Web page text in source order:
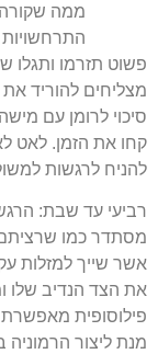
ממה שקורה
פשוט תזרמו ותגלו
מצליחים להוריד
סיכוי לרומן עם
קחו את הזמן. לאט
להניח לרגשות
רביעי עד שבת:
מסתדר כמו
אשר שייך למזלות
את הצד הנדיב שלו
פילוסופית
מנת ליצור הרמוניה